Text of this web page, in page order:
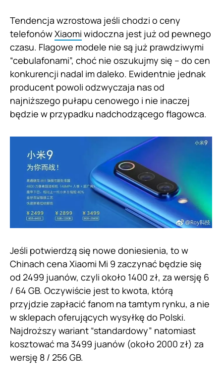
Tendencja wzrostowa jeśli chodzi o ceny
telefonówXiaomi widoczna jest już od pewnego
czasu. Flagowe modele nie są już prawdziwymi
“cebulafonami”, choć nie oszukujmy się – do cen
konkurencji nadal im daleko. Ewidentnie jednak
producent powoli odzwyczaja nas od
najniższego pułapu cenowego i nie inaczej
będzie w przypadku nadchodzącego flagowca.
Jeśli potwierdzą się nowe doniesienia, to w
Chinach cena Xiaomi Mi 9 zaczynać będzie się
od 2499 juanów, czyli około 1400 zł, za wersję 6
/ 64 GB. Oczywiście jest to kwota, którą
przyjdzie zapłacić fanom na tamtym rynku, a nie
w sklepach oferujących wysyłkę do Polski.
Najdroższy wariant “standardowy” natomiast
kosztować ma 3499 juanów (około 2000 zł) za
wersję 8 / 256 GB.